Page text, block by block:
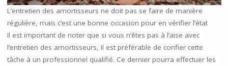
L’entretien des amortisseurs ne doit pas se faire de manière
régulière, mais c’est une bonne occasion pour en vérifier l’état
Il est important de noter que si vous n’êtes pas à l’aise avec
l’entretien des amortisseurs, il est préférable de confier cette
tâche à un professionnel qualifié. Ce dernier pourra effectuer les